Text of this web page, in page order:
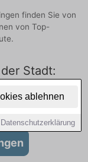
ablehnen
Datenschutzerklärung
finden Sie von
von Top-
Stadt:
für